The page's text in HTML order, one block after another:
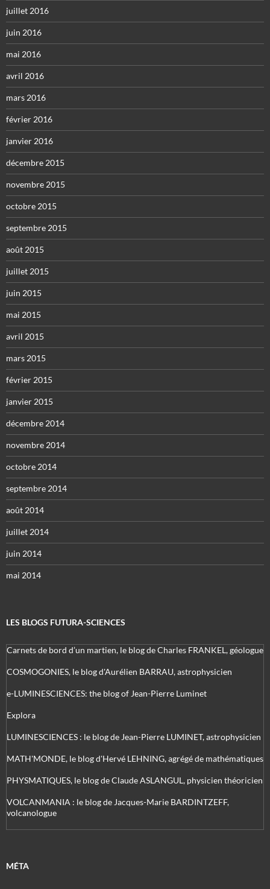
juillet 2016
juin 2016
mai 2016
avril 2016
mars 2016
février 2016
janvier 2016
décembre 2015
novembre 2015
octobre 2015
septembre 2015
août 2015
juillet 2015
juin 2015
mai 2015
avril 2015
mars 2015
février 2015
janvier 2015
décembre 2014
novembre 2014
octobre 2014
septembre 2014
août 2014
juillet 2014
juin 2014
mai 2014
LES BLOGS FUTURA-SCIENCES
Carnets de bord d’un martien, le blog de Charles FRANKEL, géologue
COSMOGONIES, le blog d'Aurélien BARRAU, astrophysicien
e-LUMINESCIENCES: the blog of Jean-Pierre Luminet
Explora
LUMINESCIENCES : le blog de Jean-Pierre LUMINET, astrophysicien
MATH'MONDE, le blog d'Hervé LEHNING, agrégé de mathématiques
PHYSMATIQUES, le blog de Claude ASLANGUL, physicien théoricien
VOLCANMANIA : le blog de Jacques-Marie BARDINTZEFF,
volcanologue
MÉTA